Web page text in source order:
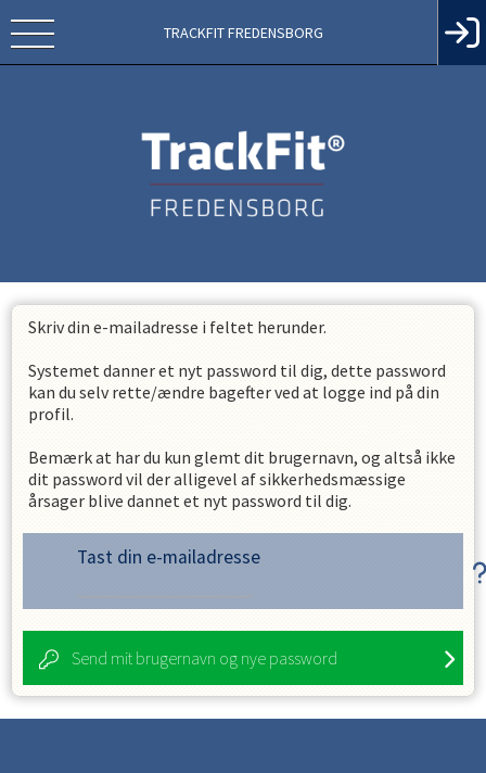
TRACKFIT FREDENSBORG
Skriv din e-mailadresse i feltet herunder.
Systemet danner et nyt password til dig, dette password
kan du selv rette/ændre bagefter ved at logge ind på din
profil.
Bemærk at har du kun glemt dit brugernavn, og altså ikke
dit password vil der alligevel af sikkerhedsmæssige
årsager blive dannet et nyt password til dig.
Tast din e-mailadresse
Send mit brugernavn og nye password